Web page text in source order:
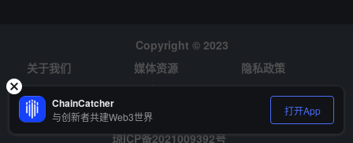
Copyright © 2023
关于我们
媒体资源
隐私政策
风险提示
招聘
琼ICP备2021009392号
ChainCatcher
与创新者共建Web3世界 打开App